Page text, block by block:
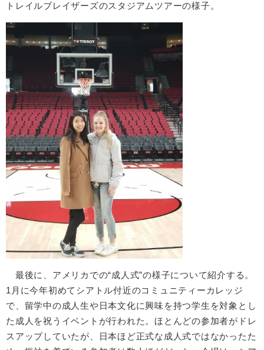
トレイルブレイザーズのスタジアムツアーの様子。
最後に、アメリカでの“成人式”の様子について紹介する。
1月に今年初めてシアトル付近のコミュニティーカレッジ
で、留学中の成人生や日本文化に興味を持つ学生を対象とし
た成人を祝うイベントが行われた。ほとんどの参加者がドレ
スアップしていたが、日本ほど正式な成人式ではなかったた